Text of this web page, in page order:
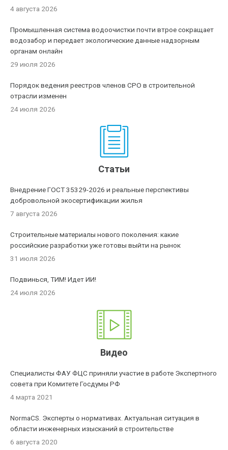
4 августа 2026
Промышленная система водоочистки почти втрое сокращает
водозабор и передает экологические данные надзорным
органам онлайн
29 июля 2026
Порядок ведения реестров членов СРО в строительной
отрасли изменен
24 июля 2026
Статьи
Внедрение ГОСТ 35329-2026 и реальные перспективы
добровольной экосертификации жилья
7 августа 2026
Строительные материалы нового поколения: какие
российские разработки уже готовы выйти на рынок
31 июля 2026
Подвинься, ТИМ! Идет ИИ!
24 июля 2026
Видео
Специалисты ФАУ ФЦС приняли участие в работе Экспертного
совета при Комитете Госдумы РФ
4 марта 2021
NormaCS. Эксперты о нормативах. Актуальная ситуация в
области инженерных изысканий в строительстве
6 августа 2020